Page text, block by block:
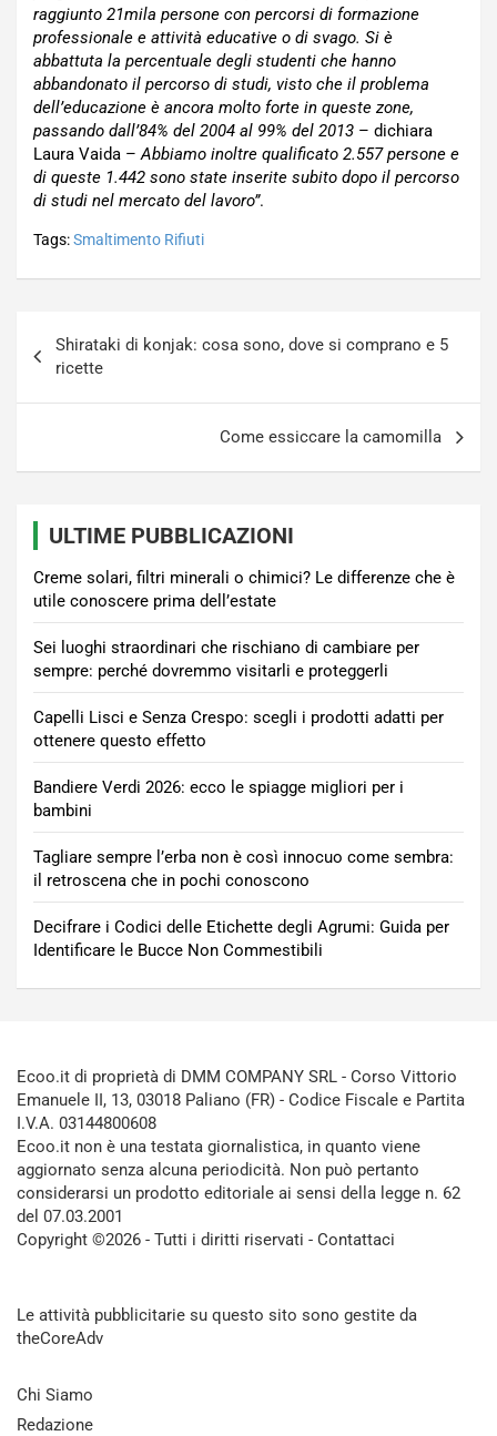
raggiunto 21mila persone con percorsi di formazione
professionale e attività educative o di svago. Si è
abbattuta la percentuale degli studenti che hanno
abbandonato il percorso di studi, visto che il problema
dell’educazione è ancora molto forte in queste zone,
passando dall’84% del 2004 al 99% del 2013 – dichiara
Laura Vaida –Abbiamo inoltre qualificato 2.557 persone e
di queste 1.442 sono state inserite subito dopo il percorso
di studi nel mercato del lavoro”.
Tags:Smaltimento Rifiuti
articoli
Shirataki di konjak: cosa sono, dove si comprano e 5
ricette
Come essiccare la camomilla
ULTIME PUBBLICAZIONI
Creme solari, filtri minerali o chimici? Le differenze che è
utile conoscere prima dell’estate
Sei luoghi straordinari che rischiano di cambiare per
sempre: perché dovremmo visitarli e proteggerli
Capelli Lisci e Senza Crespo: scegli i prodotti adatti per
ottenere questo effetto
Bandiere Verdi 2026: ecco le spiagge migliori per i
bambini
Tagliare sempre l’erba non è così innocuo come sembra:
il retroscena che in pochi conoscono
Decifrare i Codici delle Etichette degli Agrumi: Guida per
Identificare le Bucce Non Commestibili
Ecoo.it di proprietà di DMM COMPANY SRL - Corso Vittorio
Emanuele II, 13, 03018 Paliano (FR) - Codice Fiscale e Partita
I.V.A. 03144800608
Ecoo.it non è una testata giornalistica, in quanto viene
aggiornato senza alcuna periodicità. Non può pertanto
considerarsi un prodotto editoriale ai sensi della legge n. 62
del 07.03.2001
Copyright ©2026 - Tutti i diritti riservati - Contattaci
Le attività pubblicitarie su questo sito sono gestite da
theCoreAdv
Chi Siamo
Redazione